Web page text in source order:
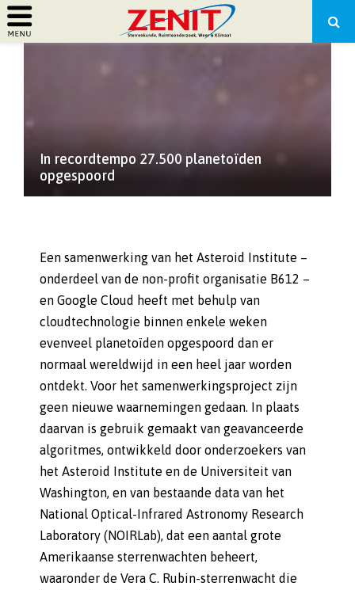
PRIMARY
In recordtempo 27.500 planetoïden
opgespoord
Een samenwerking van het Asteroid Institute –
onderdeel van de non-profit organisatie B612 –
en Google Cloud heeft met behulp van
cloudtechnologie binnen enkele weken
evenveel planetoïden opgespoord dan er
normaal wereldwijd in een heel jaar worden
ontdekt. Voor het samenwerkingsproject zijn
geen nieuwe waarnemingen gedaan. In plaats
daarvan is gebruik gemaakt van geavanceerde
algoritmes, ontwikkeld door onderzoekers van
het Asteroid Institute en de Universiteit van
Washington, en van bestaande data van het
National Optical-Infrared Astronomy Research
Laboratory (NOIRLab), dat een aantal grote
Amerikaanse sterrenwachten beheert,
waaronder de Vera C. Rubin-sterrenwacht die